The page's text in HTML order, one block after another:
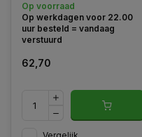
Op voorraad
Op werkdagen voor 22.00
uur besteld = vandaag
verstuurd
62,70